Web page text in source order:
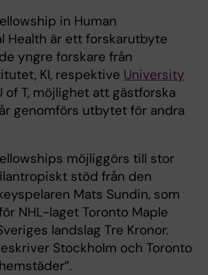
in Human
Health är ett forskarutbyte
yngre forskare från
KI, respektive University
of T, möjlighet att gästforska
genomförs utbytet för andra
möjliggörs till stor
stöd från den
Mats Sundin, som
NHL-laget Toronto Maple
landslag Tre Kronor.
Stockholm och Toronto